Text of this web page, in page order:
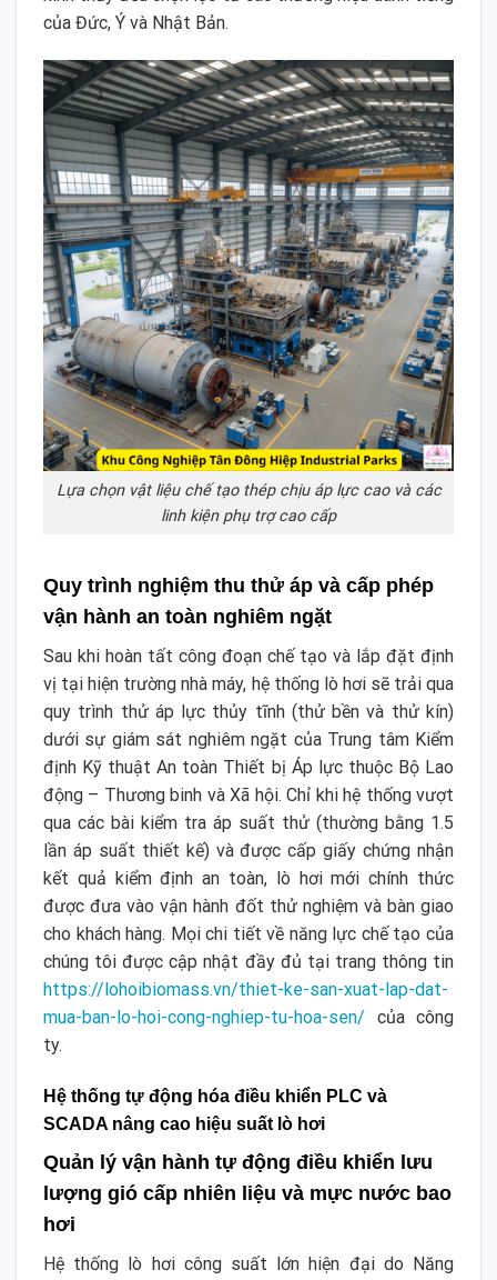
của Đức, Ý và Nhật Bản.
Lựa chọn vật liệu chế tạo thép chịu áp lực cao và các
linh kiện phụ trợ cao cấp
Quy trình nghiệm thu thử áp và cấp phép
vận hành an toàn nghiêm ngặt
Sau khi hoàn tất công đoạn chế tạo và lắp đặt định
vị tại hiện trường nhà máy, hệ thống lò hơi sẽ trải qua
quy trình thử áp lực thủy tĩnh (thử bền và thử kín)
dưới sự giám sát nghiêm ngặt của Trung tâm Kiểm
định Kỹ thuật An toàn Thiết bị Áp lực thuộc Bộ Lao
động – Thương binh và Xã hội. Chỉ khi hệ thống vượt
qua các bài kiểm tra áp suất thử (thường bằng 1.5
lần áp suất thiết kế) và được cấp giấy chứng nhận
kết quả kiểm định an toàn, lò hơi mới chính thức
được đưa vào vận hành đốt thử nghiệm và bàn giao
cho khách hàng. Mọi chi tiết về năng lực chế tạo của
chúng tôi được cập nhật đầy đủ tại trang thông tin
https://lohoibiomass.vn/thiet-ke-san-xuat-lap-dat-
mua-ban-lo-hoi-cong-nghiep-tu-hoa-sen/ của công
ty.
Hệ thống tự động hóa điều khiển PLC và
SCADA nâng cao hiệu suất lò hơi
Quản lý vận hành tự động điều khiển lưu
lượng gió cấp nhiên liệu và mực nước bao
hơi
Hệ thống lò hơi công suất lớn hiện đại do Năng